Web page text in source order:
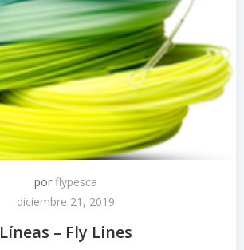
por flypesca
diciembre 21, 2019
Líneas – Fly Lines